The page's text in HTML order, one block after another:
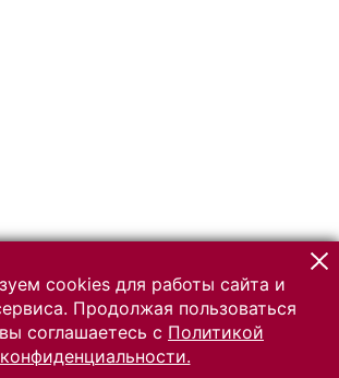
cookies для работы сайта и
Продолжая пользоваться
соглашаетесь с Политикой
конфиденциальности.